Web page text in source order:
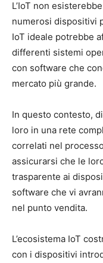
L’IoT non
numerosi dispositivi
IoT ideale potrebbe
differenti sistemi
con software che
mercato più grande.
In questo contesto,
loro in una rete
correlati nel
assicurarsi che le
trasparente ai
software che vi
nel punto vendita.
L’ecosistema IoT
con i dispositivi